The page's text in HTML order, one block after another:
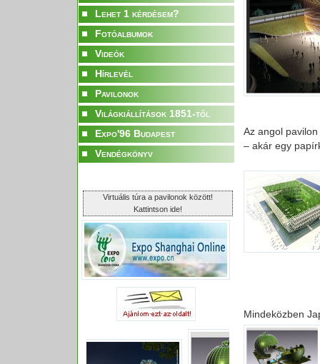
Lehet 1 kérdésem?
Fotóalbumok
Videók
Hírlevél
Pavilonok
Világkiállítások 1851-től
Expo'96 Budapest
Vendégkönyv
Virtuális túra a pavilonok között!
Kattintson ide!
Az angol
– akár egy
Mindeközben